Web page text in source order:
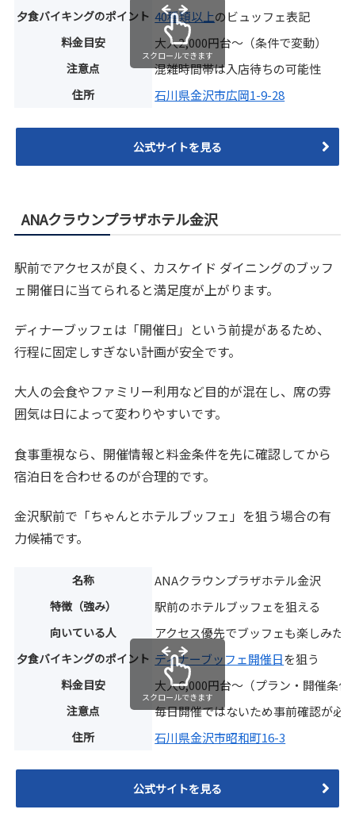
夕食バイキングのポイント 40種類以上のビュッフェ表記
料金目安 大人2,000円台〜（条件で変動）
注意点 混雑時間帯は入店待ちの可能性
住所 石川県金沢市広岡1-9-28
スクロールできます
公式サイトを見る
ANAクラウンプラザホテル金沢
駅前でアクセスが良く、カスケイド ダイニングのブッフ
ェ開催日に当てられると満足度が上がります。
ディナーブッフェは「開催日」という前提があるため、
行程に固定しすぎない計画が安全です。
大人の会食やファミリー利用など目的が混在し、席の雰
囲気は日によって変わりやすいです。
食事重視なら、開催情報と料金条件を先に確認してから
宿泊日を合わせるのが合理的です。
金沢駅前で「ちゃんとホテルブッフェ」を狙う場合の有
力候補です。
名称 ANAクラウンプラザホテル金沢
特徴（強み） 駅前のホテルブッフェを狙える
向いている人 アクセス優先でブッフェも楽しみた
夕食バイキングのポイント ディナーブッフェ開催日を狙う
料金目安 大人6,000円台〜（プラン・開催条件
注意点 毎日開催ではないため事前確認が必
住所 石川県金沢市昭和町16-3
スクロールできます
公式サイトを見る